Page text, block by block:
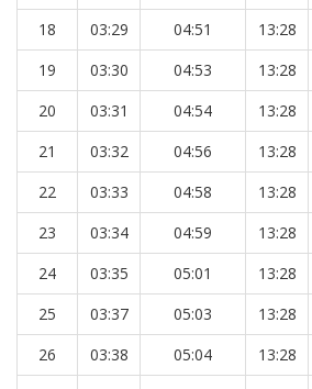
18
03:29 04:51 13:28
19
03:30 04:53 13:28
20
03:31 04:54 13:28
21
03:32 04:56 13:28
22
03:33 04:58 13:28
23
03:34 04:59 13:28
24
03:35 05:01 13:28
25
03:37 05:03 13:28
26
03:38 05:04 13:28